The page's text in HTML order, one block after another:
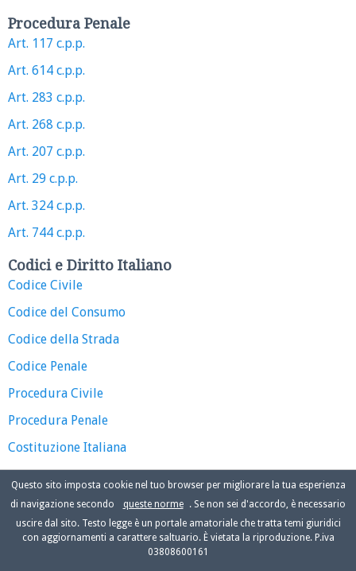
Procedura Penale
Art. 117 c.p.p.
Art. 614 c.p.p.
Art. 283 c.p.p.
Art. 268 c.p.p.
Art. 207 c.p.p.
Art. 29 c.p.p.
Art. 324 c.p.p.
Art. 744 c.p.p.
Codici e Diritto Italiano
Codice Civile
Codice del Consumo
Codice della Strada
Codice Penale
Procedura Civile
Procedura Penale
Costituzione Italiana
Questo sito imposta cookie nel tuo browser per migliorare la tua esperienza
di navigazione secondo
queste norme
. Se non sei d'accordo, è necessario
uscire dal sito. Testo legge è un portale amatoriale che tratta temi giuridici
con aggiornamenti a carattere saltuario. È vietata la riproduzione. P.iva
03808600161